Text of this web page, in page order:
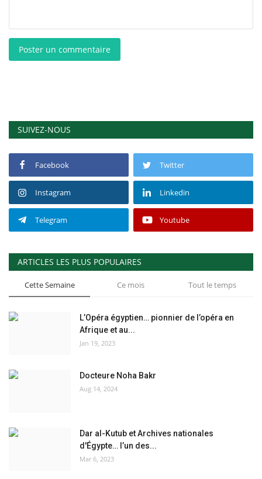
Poster un commentaire
SUIVEZ-NOUS
Facebook Twitter
Instagram Linkedin
Telegram Youtube
ARTICLES LES PLUS POPULAIRES
Cette Semaine Ce mois Tout le temps
L’Opéra égyptien… pionnier de l’opéra en
Afrique et au...
Jan 19, 2023
Docteure Noha Bakr
Aug 14, 2024
Dar al-Kutub et Archives nationales
d'Égypte… l’un des...
Mar 6, 2023